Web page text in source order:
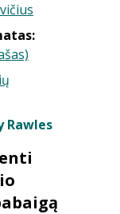
Rawles